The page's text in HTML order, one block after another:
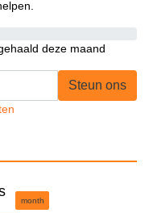
deze maand
Steun ons
month